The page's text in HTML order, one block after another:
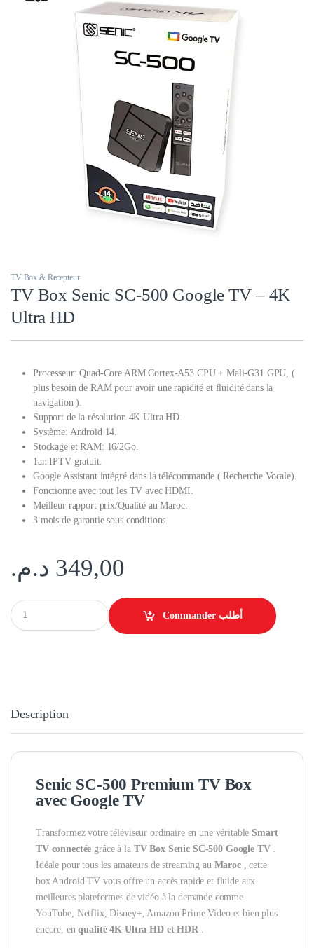
TV Box & Recepteur
TV Box Senic SC-500 Google TV – 4K
Ultra HD
Processeur: Quad-Core ARM Cortex-A53 CPU + Mali-G31 GPU, (
plus besoin de RAM pour avoir une rapidité et fluidité dans la
navigation ).
Support de la résolution 4K Ultra HD.
Système: Android 14.
Stockage et RAM: 16/2Go.
1an IPTV gratuit.
Google Assistant intégré dans la télécommande ( Recherche Vocale).
Fonctionne avec tout les TV avec HDMI.
Meilleur rapport prix/Qualité au Maroc.
3 mois de garantie sous conditions.
349,00 د.م.
TV Box Senic SC-500 Google TV – 4K Ultra HD quantity
Commander أطلب
Description
Senic SC-500 Premium TV Box
avec Google TV
Transformez votre téléviseur ordinaire en une véritableSmart
TV connectée grâce à la TV Box Senic SC-500 Google TV
Idéale pour tous les amateurs de streaming au Maroc
, cette
box Android TV vous offre un accès rapide et fluide aux
meilleures plateformes de vidéo à la demande comme
YouTube, Netflix, Disney+, Amazon Prime Video et bien plus
encore, enqualité 4K Ultra HD et HDR